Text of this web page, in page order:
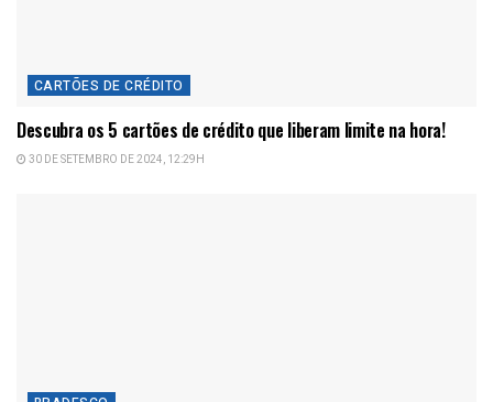
CARTÕES DE CRÉDITO
Descubra os 5 cartões de crédito que liberam limite na hora!
30 DE SETEMBRO DE 2024, 12:29H